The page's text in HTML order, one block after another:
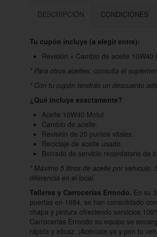
DESCRIPCIÓN CONDICIONES
Tu cupón incluye (a elegir entre):
Revisión + Cambio de aceite
* Para otros aceites, consulta el
* Con tu cupón tendrás un descuento
¿Qué incluye exactamente?
Aceite 10W40 Motul.
Cambio de aceite.
Revisión de 20 puntos vitales.
Reciclaje de aceite usado.
Borrado de servicio recordatorio de
* Máximo 5 litros de aceite por vehículo.
diferencia en el local.
Talleres y Carrocerías Errondo. En su
puertas en 1984, se han consolidado
chapa y pintura ofreciendo servicios
Carrocerías Errondo su equipo se
rápida y eficaz. ¡Acércate ya y pon tu